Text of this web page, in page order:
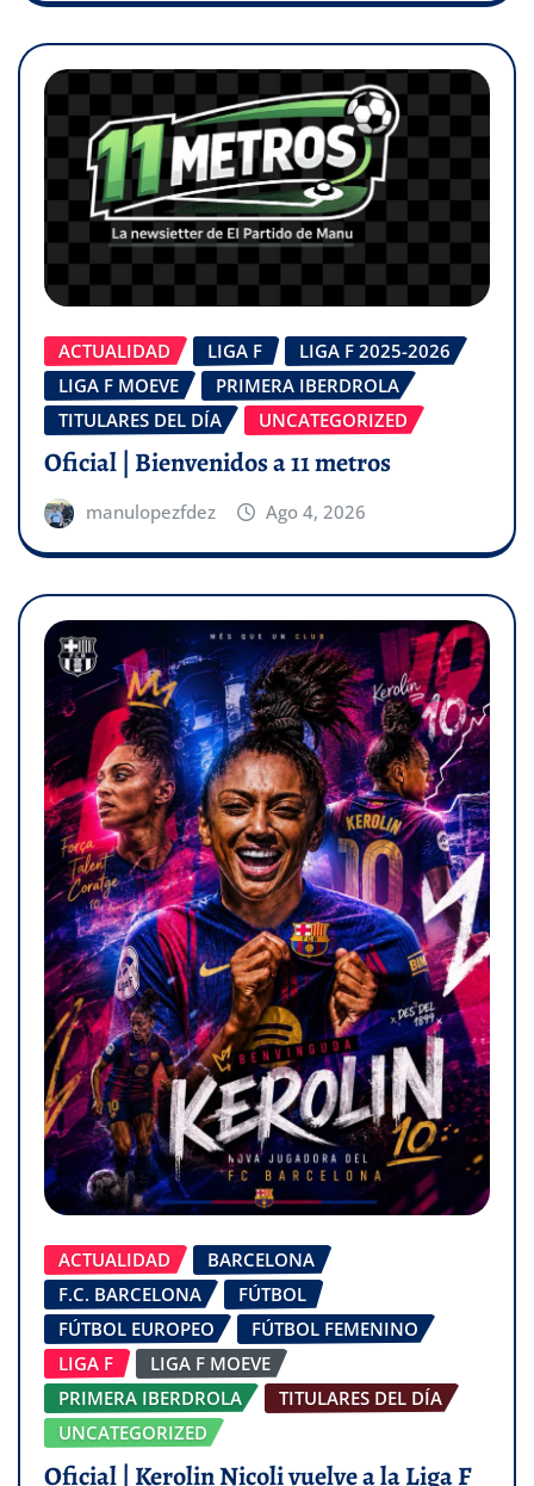
ACTUALIDAD LIGA F
LIGA F 2025-2026
LIGA F MOEVE
PRIMERA IBERDROLA
TITULARES DEL DÍA
UNCATEGORIZED
Oficial | Bienvenidos a 11 metros
manulopezfdez Ago 4, 2026
ACTUALIDAD
BARCELONA
F.C. BARCELONA
FÚTBOL
FÚTBOL EUROPEO
FÚTBOL FEMENINO
LIGA F
LIGA F MOEVE
PRIMERA IBERDROLA
TITULARES DEL DÍA
UNCATEGORIZED
Oficial | Kerolin Nicoli vuelve a la Liga F